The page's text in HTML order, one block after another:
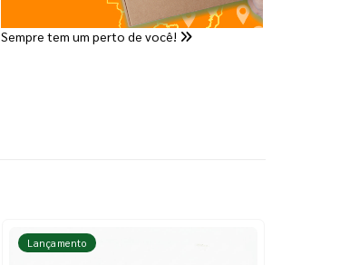
Sempre tem um perto de você!
Lançamento